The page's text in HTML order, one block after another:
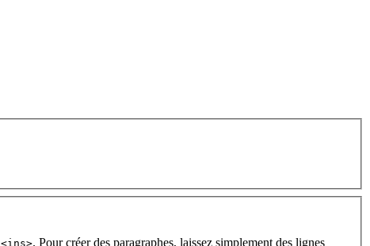
<ins>. Pour créer des paragraphes, laissez simplement des lignes